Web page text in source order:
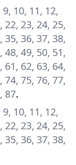
9, 10, 11, 12,
22, 23, 24, 25,
35, 36, 37, 38,
48, 49, 50, 51,
61, 62, 63, 64,
74, 75, 76, 77,
87.
9, 10, 11, 12,
22, 23, 24, 25,
35, 36, 37, 38,